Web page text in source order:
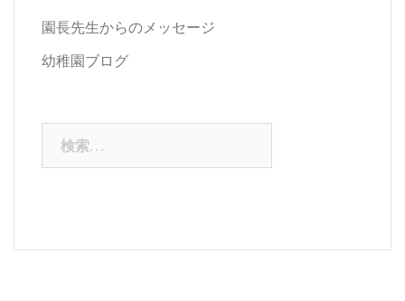
園長先生からのメッセージ
幼稚園ブログ